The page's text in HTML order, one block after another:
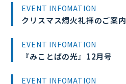
EVENT INFOMATION
クリスマス燭火礼拝のご案内
EVENT INFOMATION
『みことばの光』12月号
EVENT INFOMATION